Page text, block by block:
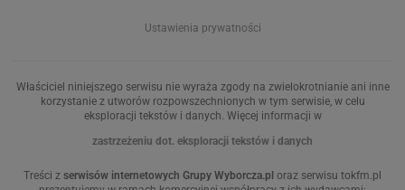
Ustawienia prywatności
Właściciel niniejszego serwisu nie wyraża zgody na zwielokrotnianie ani inne
korzystanie z utworów rozpowszechnionych w tym serwisie, w celu
eksploracji tekstów i danych. Więcej informacji w
zastrzeżeniu dot. eksploracji tekstów i danych
Treści z serwisów internetowych Grupy Wyborcza.pl oraz serwisu tokfm.pl